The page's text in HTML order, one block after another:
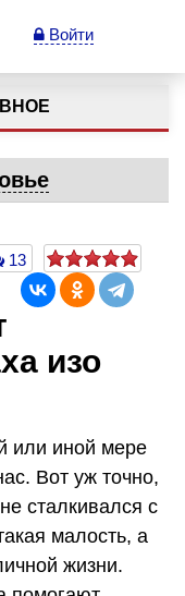
Войти
13
изо
или иной мере
Вот уж точно,
сталкивался с
малость, а
жизни.